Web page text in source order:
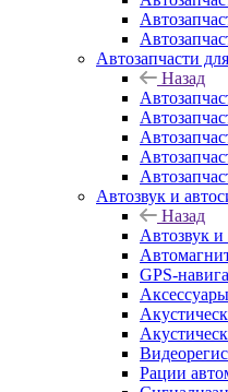
Автозапчасти
Назад
Автозвук и
Назад
Автозвук и
GPS-
Рации